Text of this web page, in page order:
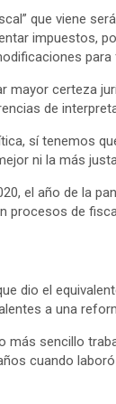
t
e
que viene
impuestos,
mayor certeza
de
sí tenemos
ni la más
el año de la
procesos de
dio el
a una
más sencillo
cuando